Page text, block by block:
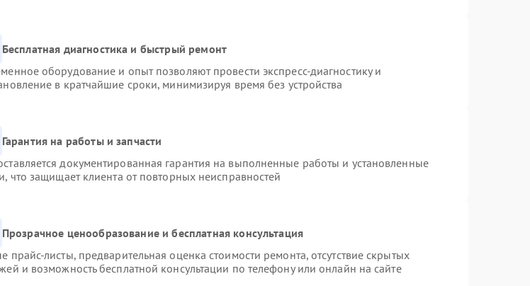
Бесплатная диагностика и быстрый ремонт
оборудование и опыт позволяют провести экспресс-диагностику и
в кратчайшие сроки, минимизируя время без устройства
Гарантия на работы и запчасти
документированная гарантия на выполненные работы и установленные
что защищает клиента от повторных неисправностей
Прозрачное ценообразование и бесплатная консультация
прайс-листы, предварительная оценка стоимости ремонта, отсутствие скрытых
и возможность бесплатной консультации по телефону или онлайн на сайте